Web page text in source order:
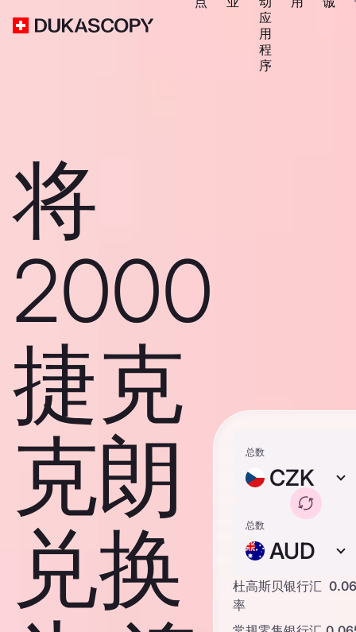
应
用
程
序
将
2000
捷克
克朗
兑换
总数
CZK
总数
AUD
杜高斯贝银行汇
率